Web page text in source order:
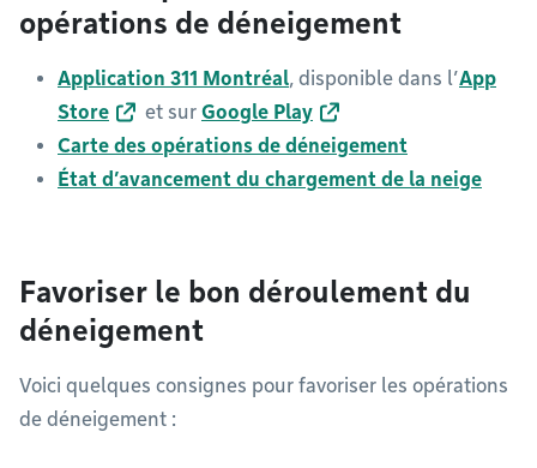
opérations de déneigement
Application 311 Montréal, disponible dans l’App
Store
et sur Google Play
Carte des opérations de déneigement
État d’avancement du chargement de la neige
Favoriser le bon déroulement du
déneigement
Voici quelques consignes pour favoriser les opérations
de déneigement :